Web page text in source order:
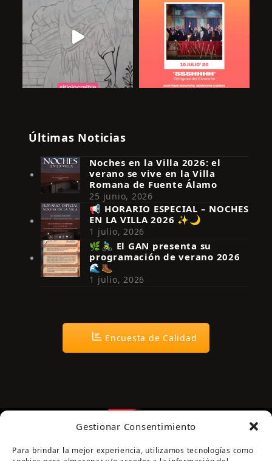
Gestionar Consentimiento
Para brindar la mejor experiencia, utilizamos tecnologías como
Síguenos en Instagram
Últimas Noticias
Noches en la Villa 2026: el
verano se vive en la Villa
Romana de Fuente Álamo
25 junio, 2026
📢 HORARIO ESPECIAL – NOCHES
EN LA VILLA 2026 ✨🌙
1 julio, 2026
🌿🚴‍♂️ El GAN presenta su
programación de verano 2026
🌊🥾
1 julio, 2026
Encuesta de Calidad